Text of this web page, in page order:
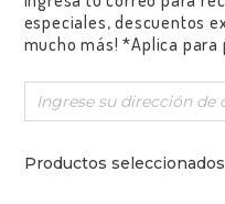
Tabla Lista
especiales, descuentos
mucho más! *Aplica
Productos